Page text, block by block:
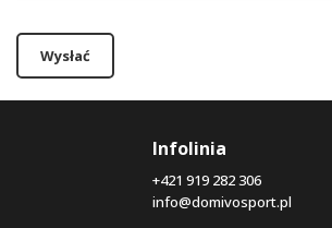
Wysłać
Infolinia
+421 919 282 306
info@domivosport.pl